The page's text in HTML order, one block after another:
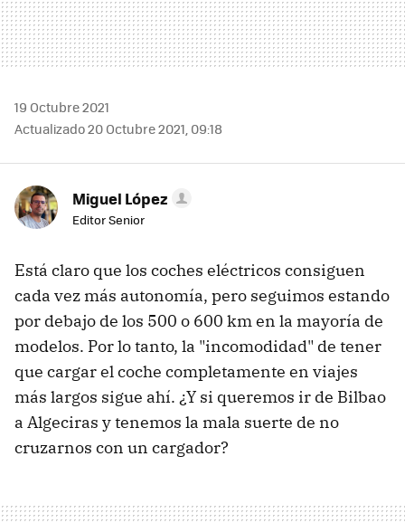
19 Octubre 2021
Actualizado 20 Octubre 2021, 09:18
Miguel López
Editor Senior
Está claro que los coches eléctricos consiguen
cada vez más autonomía, pero seguimos estando
por debajo de los 500 o 600 km en la mayoría de
modelos. Por lo tanto, la "incomodidad" de tener
que cargar el coche completamente en viajes
más largos sigue ahí. ¿Y si queremos ir de Bilbao
a Algeciras y tenemos la mala suerte de no
cruzarnos con un cargador?